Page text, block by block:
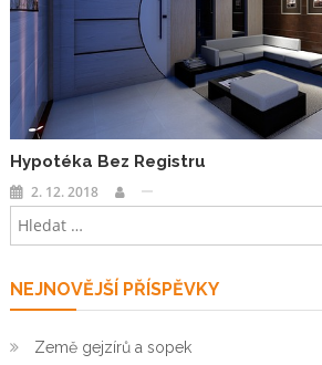
Hypotéka Bez Registru
2. 12. 2018
NEJNOVĚJŠÍ PŘÍSPĚVKY
Země gejzírů a sopek